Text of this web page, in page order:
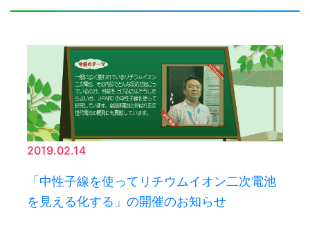
2019.02.14
「中性子線を使ってリチウムイオン二次電池
を見える化する」の開催のお知らせ